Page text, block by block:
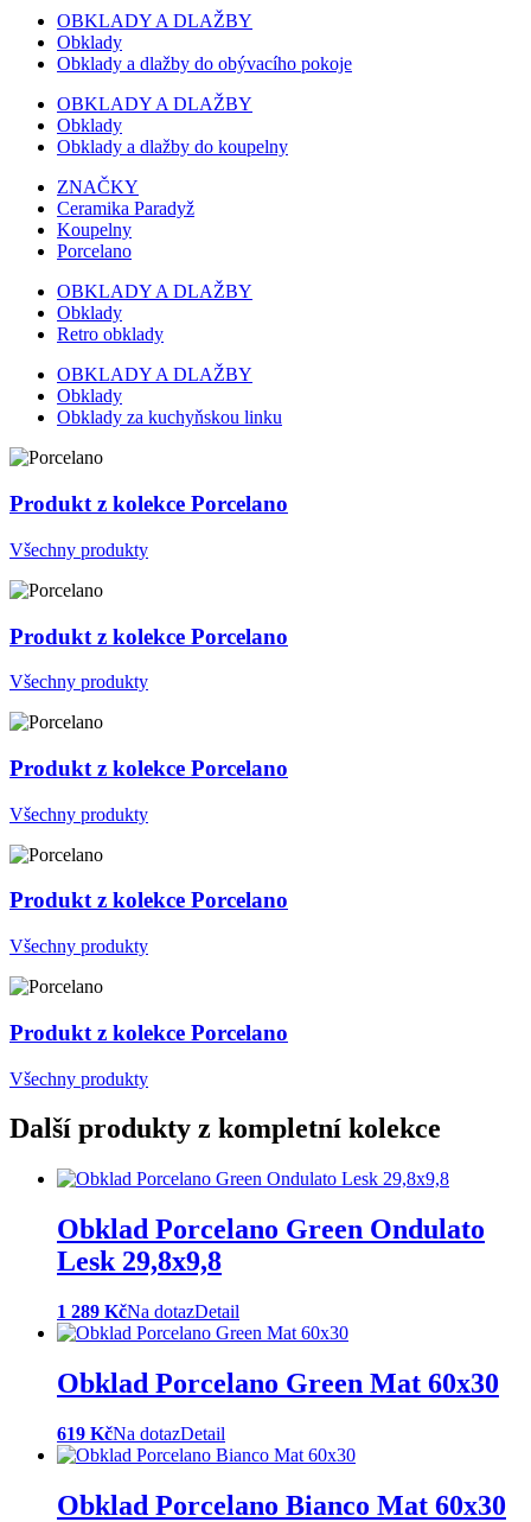
OBKLADY A DLAŽBY
Obklady
Obklady a dlažby do obývacího pokoje
OBKLADY A DLAŽBY
Obklady
Obklady a dlažby do koupelny
ZNAČKY
Ceramika Paradyž
Koupelny
Porcelano
OBKLADY A DLAŽBY
Obklady
Retro obklady
OBKLADY A DLAŽBY
Obklady
Obklady za kuchyňskou linku
Produkt z kolekce Porcelano
Všechny produkty
Produkt z kolekce Porcelano
Všechny produkty
Produkt z kolekce Porcelano
Všechny produkty
Produkt z kolekce Porcelano
Všechny produkty
Produkt z kolekce Porcelano
Všechny produkty
Další produkty z kompletní kolekce
Obklad Porcelano Green Ondulato
Lesk 29,8x9,8
1 289 KčNa dotazDetail
Obklad Porcelano Green Mat 60x30
619 KčNa dotazDetail
Obklad Porcelano Bianco Mat 60x30